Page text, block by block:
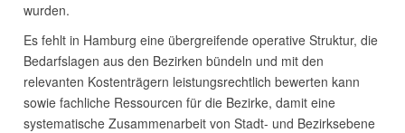
wurden.
Es fehlt in Hamburg eine übergreifende operative Struktur, die
Bedarfslagen aus den Bezirken bündeln und mit den
relevanten Kostenträgern leistungsrechtlich bewerten kann
sowie fachliche Ressourcen für die Bezirke, damit eine
systematische Zusammenarbeit von Stadt- und Bezirksebene